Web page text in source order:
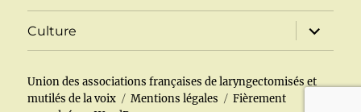
Culture
ouvrir
le
sous-
Union des associations françaises de laryngectomisés et
mutilés de la voix
Mentions légales
Fièrement